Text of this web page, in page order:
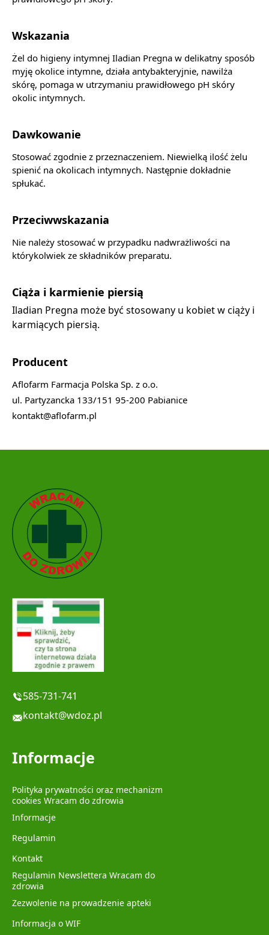
Wskazania
Żel do higieny intymnej Iladian Pregna w delikatny sposób
myję okolice intymne, działa antybakteryjnie, nawilża
skórę, pomaga w utrzymaniu prawidłowego pH skóry
okolic intymnych.
Dawkowanie
Stosować zgodnie z przeznaczeniem. Niewielką ilość żelu
spienić na okolicach intymnych. Następnie dokładnie
spłukać.
Przeciwwskazania
Nie należy stosować w przypadku nadwrażliwości na
którykolwiek ze składników preparatu.
Ciąża i karmienie piersią
Iladian Pregna może być stosowany u kobiet w ciąży i
karmiących piersią.
Producent
Aflofarm Farmacja Polska Sp. z o.o.
ul. Partyzancka 133/151 95-200 Pabianice
kontakt@aflofarm.pl
585-731-741
kontakt@wdoz.pl
Informacje
Polityka prywatności oraz mechanizm
cookies Wracam do zdrowia
Informacje
Regulamin
Kontakt
Regulamin Newslettera Wracam do
zdrowia
Zezwolenie na prowadzenie apteki
Informacja o WIF